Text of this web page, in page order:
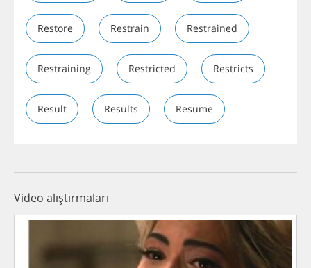
Restore Restrain Restrained
Restraining Restricted Restricts
Result Results Resume
Video alıştırmaları